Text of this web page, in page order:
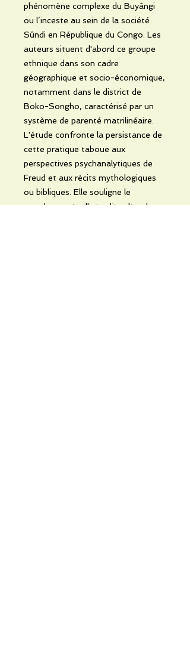
phénomène complexe du Buyângi
ou l’inceste au sein de la société
Sûndi en République du Congo. Les
auteurs situent d'abord ce groupe
ethnique dans son cadre
géographique et socio-économique,
notamment dans le district de
Boko-Songho, caractérisé par un
système de parenté matrilinéaire.
L'étude confronte la persistance de
cette pratique taboue aux
perspectives psychanalytiques de
Freud et aux récits mythologiques
ou bibliques. Elle souligne le
paradoxe entre l'interdit culturel